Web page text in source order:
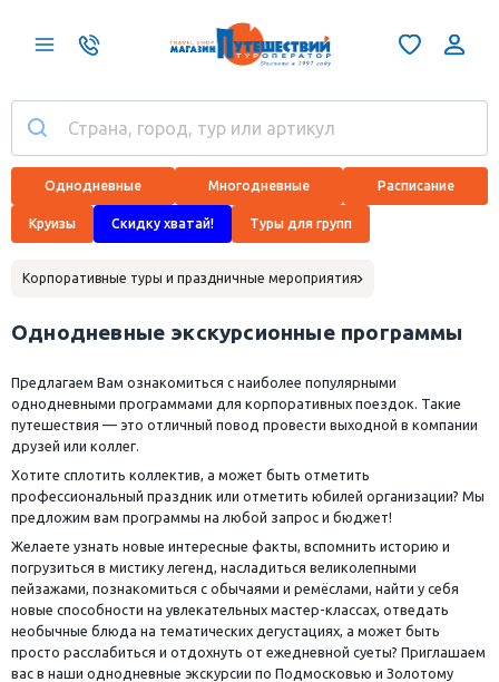
Однодневные Многодневные Расписание
Круизы Скидку хватай! Туры для групп
Корпоративные туры и праздничные мероприятия
Однодневные экскурсионные программы
Предлагаем Вам ознакомиться с наиболее популярными
однодневными программами для корпоративных поездок. Такие
путешествия — это отличный повод провести выходной в компании
друзей или коллег.
Хотите сплотить коллектив, а может быть отметить
профессиональный праздник или отметить юбилей организации? Мы
предложим вам программы на любой запрос и бюджет!
Желаете узнать новые интересные факты, вспомнить историю и
погрузиться в мистику легенд, насладиться великолепными
пейзажами, познакомиться с обычаями и ремёслами, найти у себя
новые способности на увлекательных мастер-классах, отведать
необычные блюда на тематических дегустациях, а может быть
просто расслабиться и отдохнуть от ежедневной суеты? Приглашаем
вас в наши однодневные экскурсии по Подмосковью и Золотому